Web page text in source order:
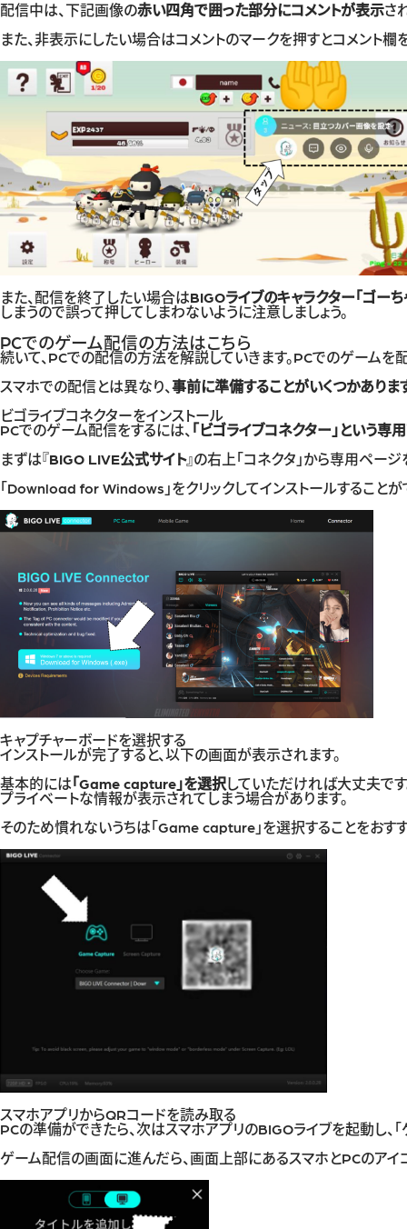
配信中は、下記画像の赤い四角で囲った部分にコメントが表示さ
また、非表示にしたい場合はコメントのマークを押すとコメント欄
また、配信を終了したい場合はBIGOライブのキャラクター「ゴー
しまうので誤って押してしまわないように注意しましょう。
PCでのゲーム配信の方法はこちら
続いて、PCでの配信の方法を解説していきます。PCでのゲームを
スマホでの配信とは異なり、 事前に準備することがいくつかありま
ビゴライブコネクターをインストール
PCでのゲーム配信をするには、 「ビゴライブコネクター」という専
まずは『BIGO LIVE公式サイト』の右上「コネクタ」から専用ページ
「Download for Windows」をクリックしてインストールすることが
キャプチャーボードを選択する
インストールが完了すると、以下の画面が表示されます。
基本的には「Game capture」を選択していただければ大丈夫で
プライベートな情報が表示されてしまう場合があります。
そのため慣れないうちは「Game capture」を選択することをおすす
スマホアプリからQRコードを読み取る
PCの準備ができたら、次はスマホアプリのBIGOライブを起動し、
ゲーム配信の画面に進んだら、画面上部にあるスマホとPCのアイ